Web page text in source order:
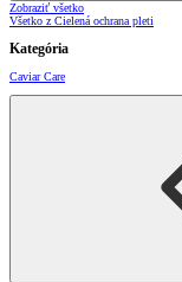
Zobraziť všetko
Všetko z Cielená ochrana pleti
Kategória
Caviar Care